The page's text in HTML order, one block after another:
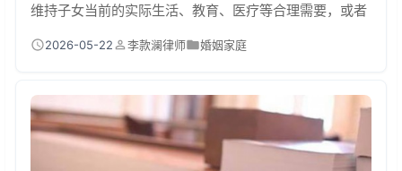
维持子女当前的实际生活、教育、医疗等合理需要，或者
要求。申请方式主要有两种：一是与支付方协商一致后签
法定代理人，向法院提起诉讼，由法院判决是否增加及具
体数额。什么……
2026-05-22 李款澜律师 婚姻家庭